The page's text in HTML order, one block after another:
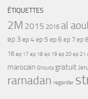
ÉTIQUETTES
2M 2015 2016 al
ep 3ep 4ep 5 ep 6 ep 7 ep 8
16 ep 17 ep 18 ep 19 ep 20 ep 21
marocain Ghouta gratuit
ramadan regarder